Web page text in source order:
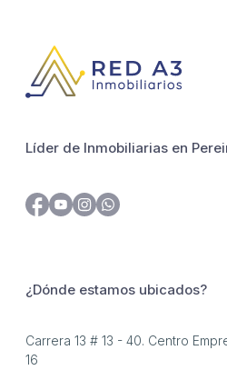
Líder de Inmobiliarias en
¿Dónde estamos ubicados?
Carrera 13 # 13 - 40. Centro
16